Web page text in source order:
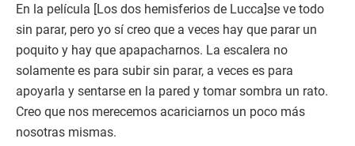
En la película [Los dos hemisferios de Lucca]se ve todo
sin parar, pero yo sí creo que a veces hay que parar un
poquito y hay que apapacharnos. La escalera no
solamente es para subir sin parar, a veces es para
apoyarla y sentarse en la pared y tomar sombra un rato.
Creo que nos merecemos acariciarnos un poco más
nosotras mismas.